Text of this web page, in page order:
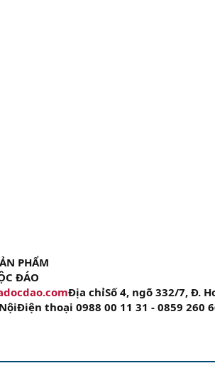
PHẨM
ĐÁO
Địa chỉSố 4, ngõ 332/7, Đ.
thoại 0988 00 11 31 - 0859 260